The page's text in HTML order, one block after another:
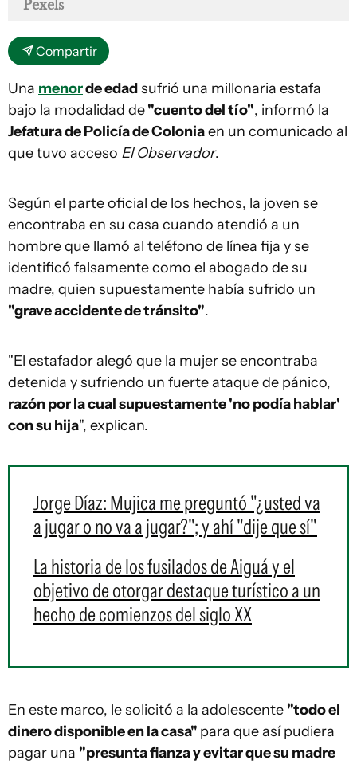
Pexels
Compartir
Una menorde edadsufrió una millonaria estafa
bajo la modalidad de"cuento del tío", informó la
Jefatura de Policía de Coloniaen un comunicado al
que tuvo acceso El Observador.
Según el parte oficial de los hechos, la joven se
encontraba en su casa cuando atendió a un
hombre que llamó al teléfono de línea fija y se
identificó falsamente como el abogado de su
madre, quien supuestamente había sufrido un
"grave accidente de tránsito".
"El estafador alegó que la mujer se encontraba
detenida y sufriendo un fuerte ataque de pánico,
razón por la cual supuestamente 'no podía hablar'
con su hija", explican.
Jorge Díaz: Mujica me preguntó "¿usted va
a jugar o no va a jugar?"; y ahí "dije que sí"
La historia de los fusilados de Aiguá y el
objetivo de otorgar destaque turístico a un
hecho de comienzos del siglo XX
En este marco, le solicitó a la adolescente "todo el
dinero disponible en la casa" para que así pudiera
pagar una "presunta fianza y evitar que su madre